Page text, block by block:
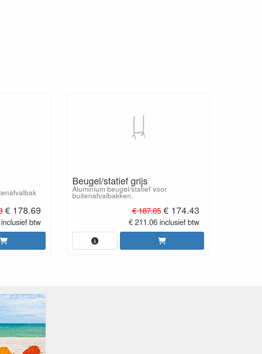
€ 178.69
btw
Beugel/statief grijs
Aluminium beugel/statief voor
buitenafvalbakken.
€ 187.85€ 174.43
€ 211.06 inclusief btw